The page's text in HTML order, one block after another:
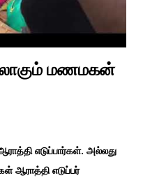
மணமகன்
எடுப்பார்கள். அல்லது
ஆராத்தி எடுப்பர்